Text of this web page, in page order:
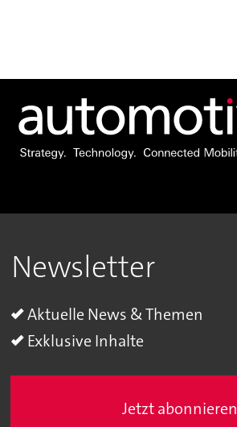
Newsletter
Aktuelle News & Themen
Exklusive Inhalte
Jetzt abonnieren